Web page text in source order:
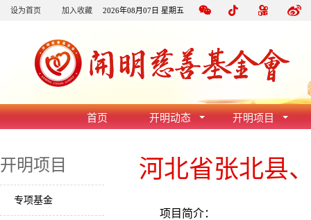
设为首页 加入收藏 2026年08月07日 星期五
首页 开明动态 开明项目
开明项目
专项基金
河北省张北县
项目简介：